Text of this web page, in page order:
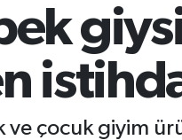
ve çocuk giyim